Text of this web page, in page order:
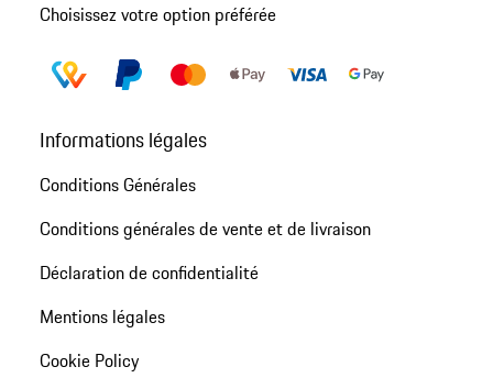
Choisissez votre option préférée
Informations légales
Conditions Générales
Conditions générales de vente et de livraison
Déclaration de confidentialité
Mentions légales
Cookie Policy